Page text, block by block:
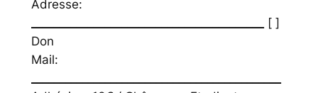
Adresse:
[ ]
Don
Mail: